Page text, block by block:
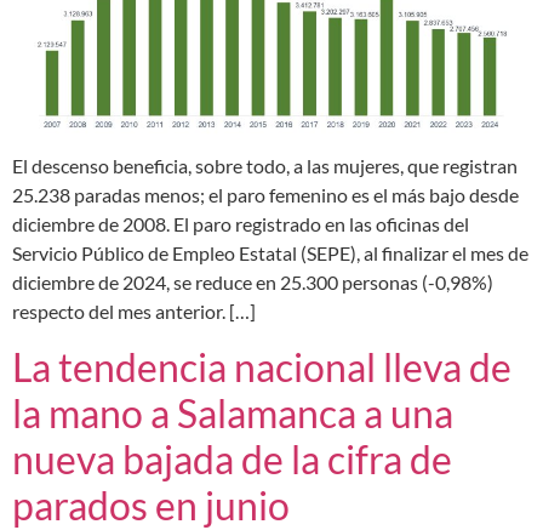
El descenso beneficia, sobre todo, a las mujeres, que registran
25.238 paradas menos; el paro femenino es el más bajo desde
diciembre de 2008. El paro registrado en las oficinas del
Servicio Público de Empleo Estatal (SEPE), al finalizar el mes de
diciembre de 2024, se reduce en 25.300 personas (-0,98%)
respecto del mes anterior. […]
La tendencia nacional lleva de
la mano a Salamanca a una
nueva bajada de la cifra de
parados en junio